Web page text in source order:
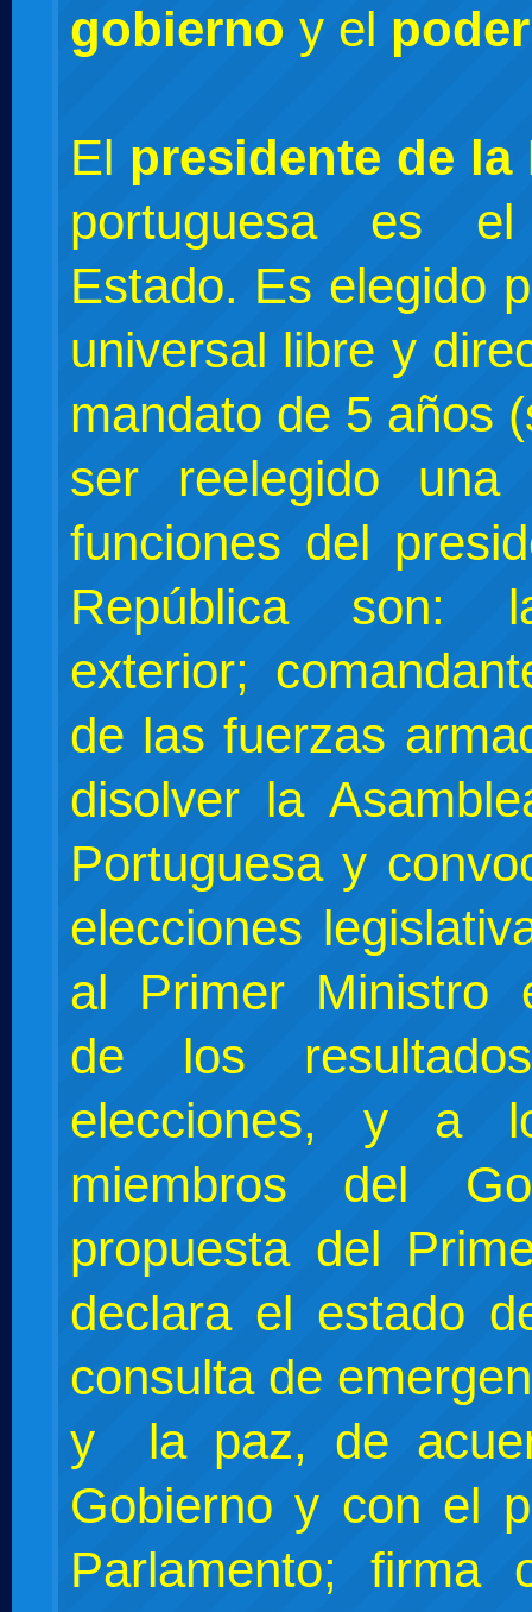
gobierno y el
El presidente de la
portuguesa es
Estado. Es elegido
universal libre y
mandato de 5 años
ser reelegido
funciones del
República son:
exterior;
de las fuerzas
disolver la
Portuguesa y
elecciones
al Primer Ministro
de los
elecciones, y a
miembros del
propuesta del
declara el estado
consulta de
y la paz, de
Gobierno y con el
Parlamento; firma